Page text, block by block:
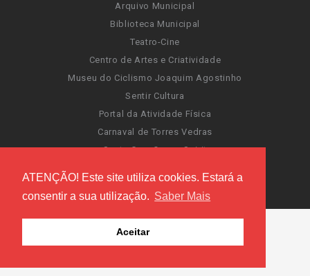
ATENÇÃO! Este site utiliza cookies. Estará a
consentir a sua utilização. Saber Mais
Aceitar
Arquivo Municipal
Biblioteca Municipal
Teatro-Cine
Centro de Artes e Criatividade
Museu do Ciclismo Joaquim Agostinho
Sentir Cultura
Portal da Atividade Física
Carnaval de Torres Vedras
Santa Cruz Ocean Spirit